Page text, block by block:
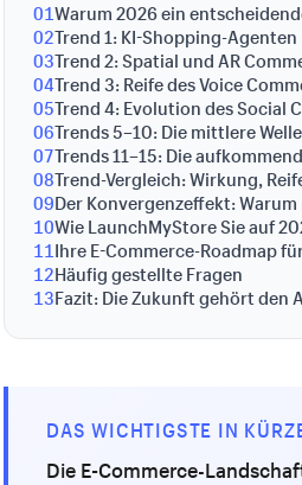
01Warum 2026 ein
02Trend 1: KI-Shopping-Agenten
03Trend 2: Spatial und AR
04Trend 3: Reife des Voice
05Trend 4: Evolution des Social
06Trends 5–10: Die mittlere Welle
07Trends 11–15: Die
08Trend-Vergleich: Wirkung,
09Der Konvergenzeffekt:
10Wie LaunchMyStore Sie auf
11Ihre E-Commerce-Roadmap
12Häufig gestellte Fragen
13Fazit: Die Zukunft gehört den
DAS WICHTIGSTE IN
Die E-Commerce-